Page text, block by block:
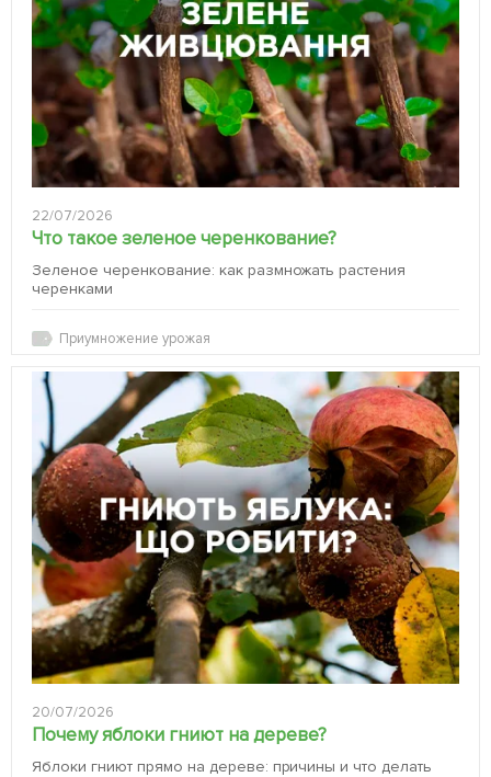
22/07/2026
Что такое зеленое черенкование?
Зеленое черенкование: как размножать растения
черенками
Приумножение урожая
20/07/2026
Почему яблоки гниют на дереве?
Яблоки гниют прямо на дереве: причины и что делать